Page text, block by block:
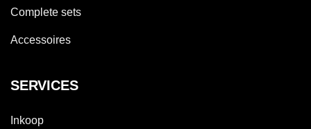
Complete sets
Accessoires
SERVICES
Inkoop